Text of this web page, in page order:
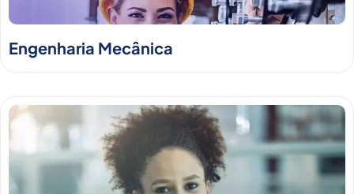
Engenharia Mecânica